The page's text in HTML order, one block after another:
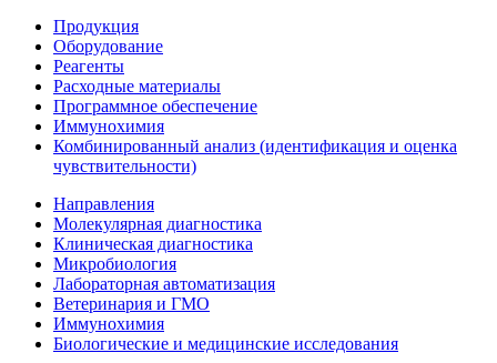
Продукция
Оборудование
Реагенты
Расходные материалы
Программное обеспечение
Иммунохимия
Комбинированный анализ (идентификация и оценка
чувствительности)
Направления
Молекулярная диагностика
Клиническая диагностика
Микробиология
Лабораторная автоматизация
Ветеринария и ГМО
Иммунохимия
Биологические и медицинские исследования